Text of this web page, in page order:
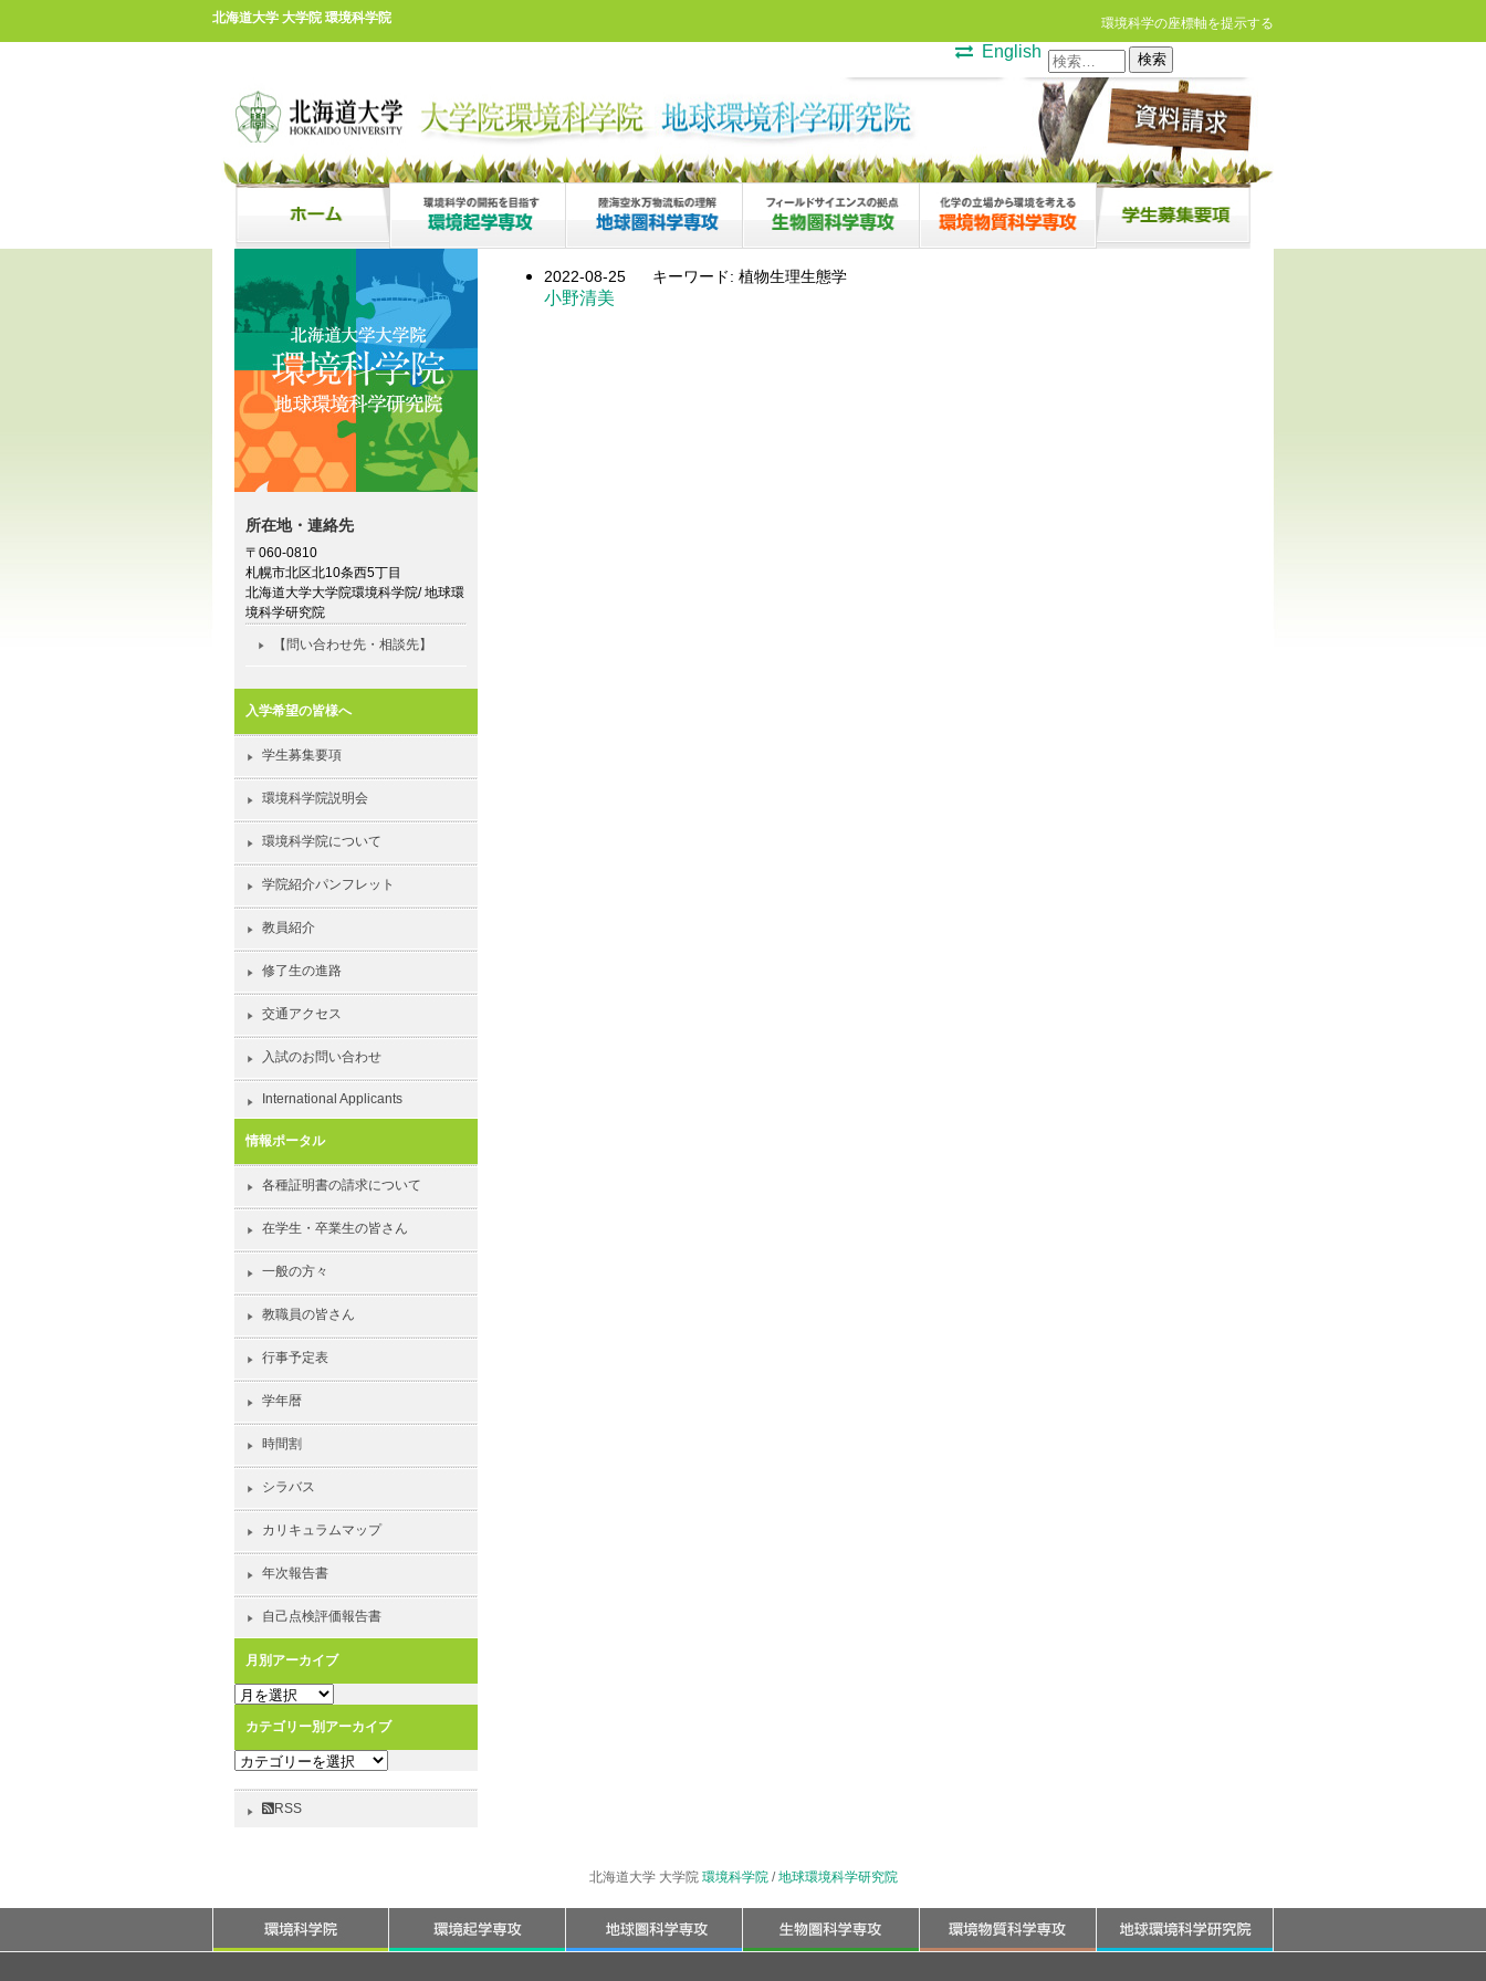
北海道大学 大学院 環境科学院 環境科学の座標軸を提示する
検
索:
English
2022-08-25 キーワード: 植物生理生態学
小野清美
所在地・連絡先
〒060-0810
札幌市北区北10条西5丁目
北海道大学大学院環境科学院/ 地球環
境科学研究院
【問い合わせ先・相談先】
入学希望の皆様へ
学生募集要項
環境科学院説明会
環境科学院について
学院紹介パンフレット
教員紹介
修了生の進路
交通アクセス
入試のお問い合わせ
International Applicants
情報ポータル
各種証明書の請求について
在学生・卒業生の皆さん
一般の方々
教職員の皆さん
行事予定表
学年暦
時間割
シラバス
カリキュラムマップ
年次報告書
自己点検評価報告書
月別アーカイブ
月
ー
カ
イ
カテゴリー別アーカイブ
カ
ゴ
カ
RSS
北海道大学 大学院 環境科学院/地球環境科学研究院